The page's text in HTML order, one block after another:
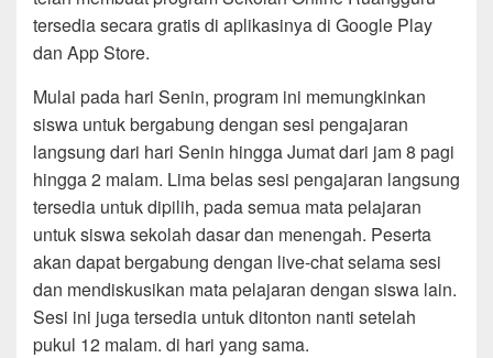
tersedia secara gratis di aplikasinya di Google Play
dan App Store.
Mulai pada hari Senin, program ini memungkinkan
siswa untuk bergabung dengan sesi pengajaran
langsung dari hari Senin hingga Jumat dari jam 8 pagi
hingga 2 malam. Lima belas sesi pengajaran langsung
tersedia untuk dipilih, pada semua mata pelajaran
untuk siswa sekolah dasar dan menengah. Peserta
akan dapat bergabung dengan live-chat selama sesi
dan mendiskusikan mata pelajaran dengan siswa lain.
Sesi ini juga tersedia untuk ditonton nanti setelah
pukul 12 malam. di hari yang sama.